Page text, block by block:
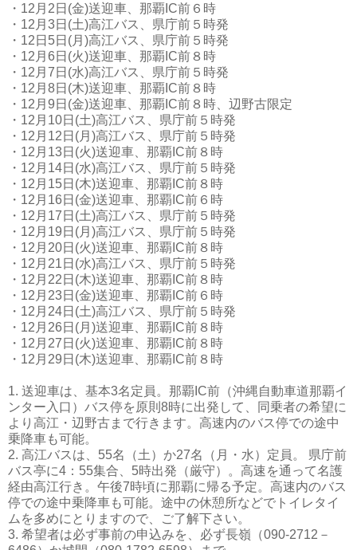
・12月2日(金)送迎車、那覇IC前６時
・12月3日(土)高江バス、県庁前５時発
・12日5日(月)高江バス、県庁前５時発
・12月6日(火)送迎車、那覇IC前８時
・12月7日(水)高江バス、県庁前５時発
・12月8日(木)送迎車、那覇IC前８時
・12月9日(金)送迎車、那覇IC前８時、辺野古限定
・12月10日(土)高江バス、県庁前５時発
・12月12日(月)高江バス、県庁前５時発
・12月13日(火)送迎車、那覇IC前８時
・12月14日(水)高江バス、県庁前５時発
・12月15日(木)送迎車、那覇IC前８時
・12月16日(金)送迎車、那覇IC前６時
・12月17日(土)高江バス、県庁前５時発
・12月19日(月)高江バス、県庁前５時発
・12月20日(火)送迎車、那覇IC前８時
・12月21日(水)高江バス、県庁前５時発
・12月22日(木)送迎車、那覇IC前８時
・12月23日(金)送迎車、那覇IC前６時
・12月24日(土)高江バス、県庁前５時発
・12月26日(月)送迎車、那覇IC前８時
・12月27日(火)送迎車、那覇IC前８時
・12月29日(木)送迎車、那覇IC前８時
1. 送迎車は、基本3名定員。那覇IC前（沖縄自動車道那覇イ
ンター入口）バス停を原則8時に出発して、同乗者の希望に
より高江・辺野古まで行きます。高速内のバス停での途中
乗降車も可能。
2. 高江バスは、55名（土）か27名（月・水）定員。 県庁前
バス亭に4：55集合、5時出発（厳守）。高速を通って名護
経由高江行き。午後7時頃に那覇に帰る予定。高速内のバス
停での途中乗降車も可能。途中の休憩所などでトイレタイ
ムを多めにとりますので、ご了解下さい。
3. 希望者は必ず事前の申込みを、必ず長嶺（090-2712－